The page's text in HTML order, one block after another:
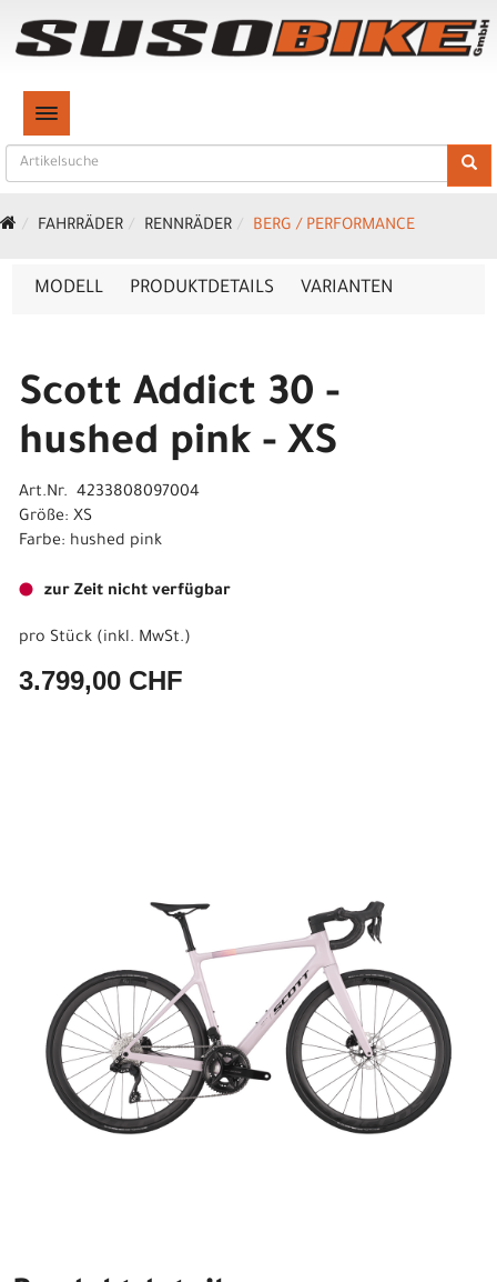
TOGGLE NAVIGATION
FAHRRÄDER RENNRÄDER BERG / PERFORMANCE
MODELL PRODUKTDETAILS VARIANTEN
Scott Addict 30 -
hushed pink - XS
Art.Nr. 4233808097004
Größe: XS
Farbe: hushed pink
zur Zeit nicht verfügbar
pro Stück (inkl. MwSt.)
3.799,00 CHF